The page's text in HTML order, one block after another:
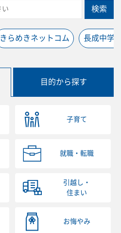
検索
きらめきネットコム 長成中学
目的から探す
子育て
就職・転職
引越し・
住まい
お悔やみ